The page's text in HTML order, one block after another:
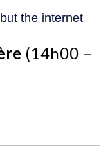
(14h00 –